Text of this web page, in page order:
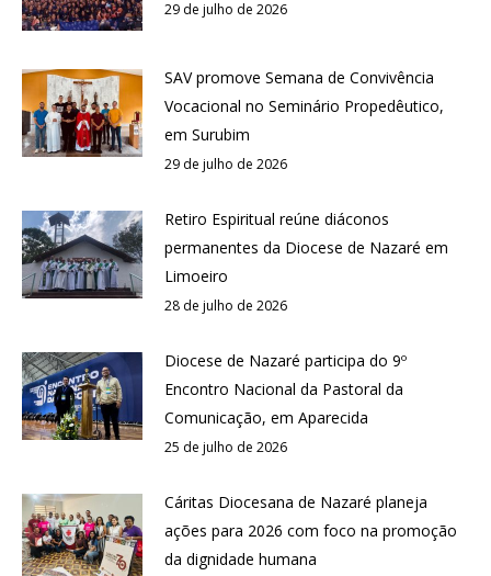
29 de julho de 2026
SAV promove Semana de Convivência
Vocacional no Seminário Propedêutico,
em Surubim
29 de julho de 2026
Retiro Espiritual reúne diáconos
permanentes da Diocese de Nazaré em
Limoeiro
28 de julho de 2026
Diocese de Nazaré participa do 9º
Encontro Nacional da Pastoral da
Comunicação, em Aparecida
25 de julho de 2026
Cáritas Diocesana de Nazaré planeja
ações para 2026 com foco na promoção
da dignidade humana